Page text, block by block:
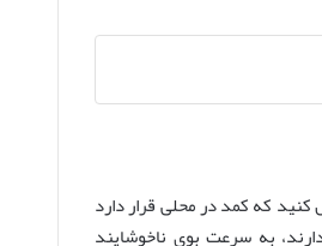
که کمد در محلی قرار دارد
به سرعت بوی ناخوشایند